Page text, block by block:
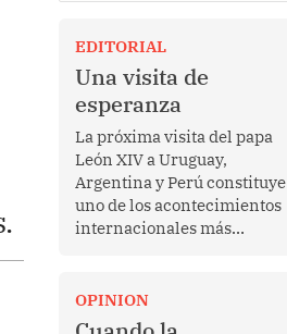
EDITORIAL
Una visita de
esperanza
La próxima visita del papa
León XIV a Uruguay,
Argentina y Perú constituye
uno de los acontecimientos
internacionales más
Más allá de su dimensión
religiosa, esta gira
OPINION